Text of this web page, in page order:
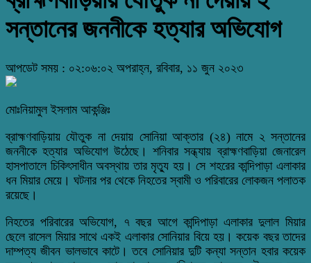
সন্তানের জননীকে হত্যার অভিযোগ
আপডেট সময় : ০২:০৬:০২ অপরাহ্ন, রবিবার, ১১ জুন ২০২৩
মোঃনিয়ামুল ইসলাম আকন্ঞ্জিঃ
ব্রাহ্মণবাড়িয়ায় যৌতুক না দেয়ায় সোনিয়া আক্তার (২৪) নামে ২ সন্তানের
জননীকে হত্যার অভিযোগ উঠেছে। শনিবার সন্ধ্যায় ব্রাহ্মণবাড়িয়া জেনারেল
হাসপাতালে চিকিৎসাধীন অবস্থায় তার মৃত্যু হয়। সে শহরের কান্দিপাড়া এলাকার
ধন মিয়ার মেয়ে। ঘটনার পর থেকে নিহতের স্বামী ও পরিবারের লোকজন পলাতক
রয়েছে।
নিহতের পরিবারের অভিযোগ, ৭ বছর আগে কান্দিপাড়া এলাকার দুলাল মিয়ার
ছেলে রাসেল মিয়ার সাথে একই এলাকার সোনিয়ার বিয়ে হয়। কয়েক বছর তাদের
দাম্পত্য জীবন ভালভাবে কাটে। তবে সোনিয়ার দুটি কন্যা সন্তান হবার কয়েক